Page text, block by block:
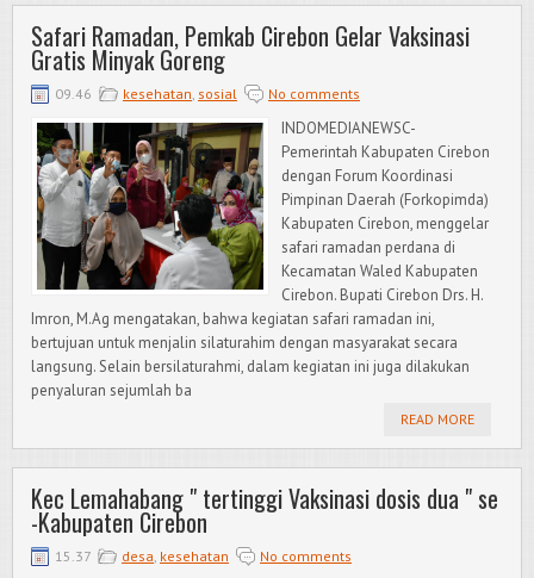
Safari Ramadan, Pemkab Cirebon Gelar Vaksinasi
Gratis Minyak Goreng
09.46 kesehatan sosial No comments
INDOMEDIANEWSC-
Pemerintah Kabupaten Cirebon
dengan Forum Koordinasi
Pimpinan Daerah (Forkopimda)
Kabupaten Cirebon, menggelar
safari ramadan perdana di
Kecamatan Waled Kabupaten
Cirebon. Bupati Cirebon Drs. H.
Imron, M.Ag mengatakan, bahwa kegiatan safari ramadan ini,
bertujuan untuk menjalin silaturahim dengan masyarakat secara
langsung. Selain bersilaturahmi, dalam kegiatan ini juga dilakukan
penyaluran sejumlah ba
READ MORE
Kec Lemahabang " tertinggi Vaksinasi dosis dua " se
-Kabupaten Cirebon
15.37 desa kesehatan No comments